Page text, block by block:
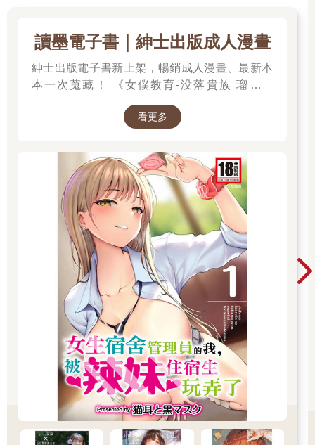
讀墨電子書｜紳士出版成人漫畫
紳士出版電子書新上架，暢銷成人漫畫、最新本
本一次蒐藏！ 《女僕教育-没落貴族 瑠璃川
●得死去活來》等熱門系列作品任君挑選，隨時
看更多